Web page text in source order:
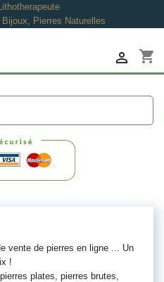
Pierres Naturelles
shopping_cart

vente de pierres en ligne ... Un
!
plates, pierres brutes,